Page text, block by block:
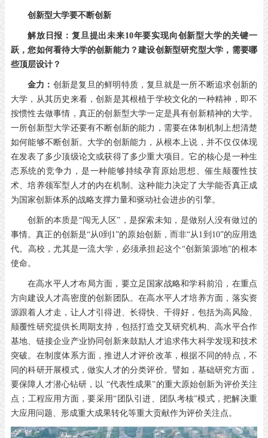
创新型大学要不断创新
解放日报：复旦提出未来10年要实现向创新型大学的关键一
跃，您如何看待大学的创新能力？建设创新型研究型大学，需要哪
些顶层设计？
金力： 创新是复旦的鲜明特质，复旦就是一所不断追求创新的
大学，从其历史来看，创新是其根植于学校文化的一种精神，即不
按惯性去做事情，真正的创新型大学一定是具有创新精神的大学。
一所创新型大学还要有不断创新的能力，需要在体制机制上想清楚
如何能够不断创新。大学的创新能力，从根本上说，并不仅仅体现
在发表了多少顶级论文或获得了多少重大项目。它的核心是一种生
态系统的竞争力，是一种能够持续孕育原始思想、催生颠覆性技
术、培养领军型人才的内在机制。这种能力决定了大学能否真正成
为国家创新体系的战略支撑力量和驱动社会进步的引擎。
创新的本质是“闯无人区”，是探索未知，是做别人没有做过的
事情。真正的创新是“从0到1”的原始创新，而非“从1到10”的应用迭
代。高校，尤其是一流大学，必须承担起这个“创新策源地”的根本
使命。
在高水平人才布局方面，要立足国家战略和学科前沿，在重点
方向建设人才高密度的创新团队。在高水平人才培养方面，落实资
源跟着人才走，让人才引得进、长得快、干得好，包括为高风险、
颠覆性研究提供长周期支持，包括打造交叉研究机构、高水平合作
基地、链接企业产业协同创新来鼓励人才追求伟大科学发现和技术
突破。在制度体系方面，推进人才评价改革，根据不同的特点，不
同的科研开展模式，做实人才的分类评价。譬如，基础研究方面，
要保障人才潜心钻研，以 “代表性成果”的重大原始创新为评价关注
点；工程应用方面，要采用“团队引进、团队考核”模式，把解决重
大应用问题、形成重大成果转化等重大贡献作为评价关注点。